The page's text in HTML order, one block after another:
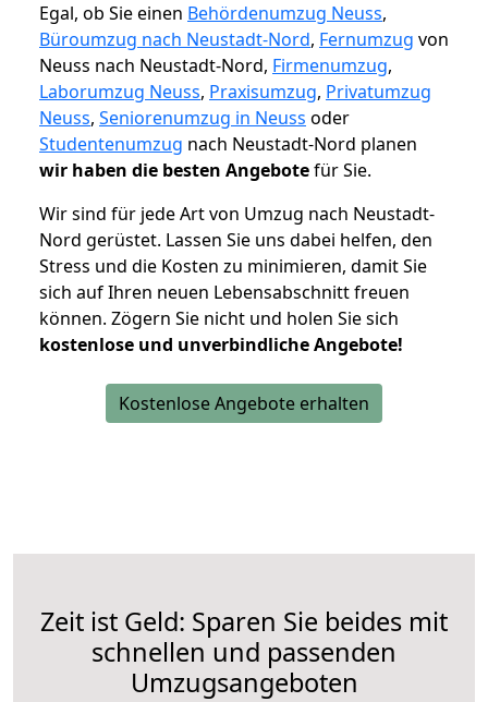
Egal, ob Sie einen Behördenumzug Neuss,
Büroumzug nach Neustadt-Nord, Fernumzug von
Neuss nach Neustadt-Nord, Firmenumzug,
Laborumzug Neuss, Praxisumzug, Privatumzug
Neuss, Seniorenumzug in Neuss oder
Studentenumzug nach Neustadt-Nord planen
wir haben die besten Angebotefür Sie.
Wir sind für jede Art von Umzug nach Neustadt-
Nord gerüstet. Lassen Sie uns dabei helfen, den
Stress und die Kosten zu minimieren, damit Sie
sich auf Ihren neuen Lebensabschnitt freuen
können. Zögern Sie nicht und holen Sie sich
kostenlose und unverbindliche Angebote!
Kostenlose Angebote erhalten
Zeit ist Geld: Sparen Sie beides mit
schnellen und passenden
Umzugsangeboten